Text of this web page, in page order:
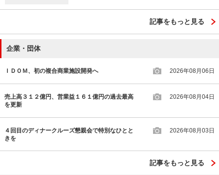
記事をもっと見る
企業・団体
ＩＤＯＭ、初の複合商業施設開発へ 2026年08月06日
売上高３１２億円、営業益１６１億円の過去最高
を更新
2026年08月04日
４回目のディナークルーズ懇親会で特別なひとと
きを
2026年08月03日
記事をもっと見る